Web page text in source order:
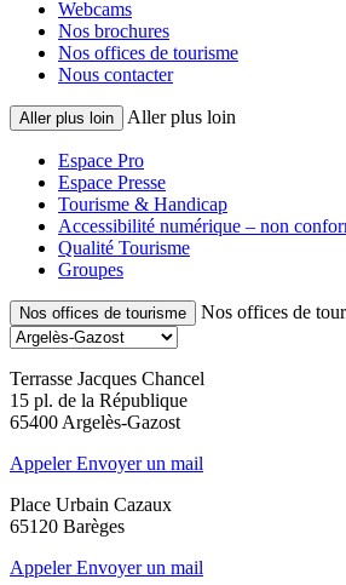
Webcams
Nos brochures
Nos offices de tourisme
Nous contacter
Aller plus loin Aller plus loin
Espace Pro
Espace Presse
Tourisme & Handicap
Accessibilité numérique – non
Qualité Tourisme
Groupes
Nos offices de tourisme Nos offices de
Terrasse Jacques Chancel
15 pl. de la République
65400 Argelès-Gazost
AppelerEnvoyer un mail
Place Urbain Cazaux
65120 Barèges
AppelerEnvoyer un mail